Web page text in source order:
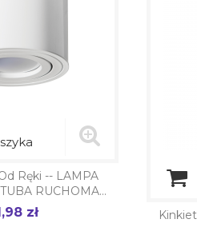
Ręki -- LAMPA
RUCHOMA...
zł